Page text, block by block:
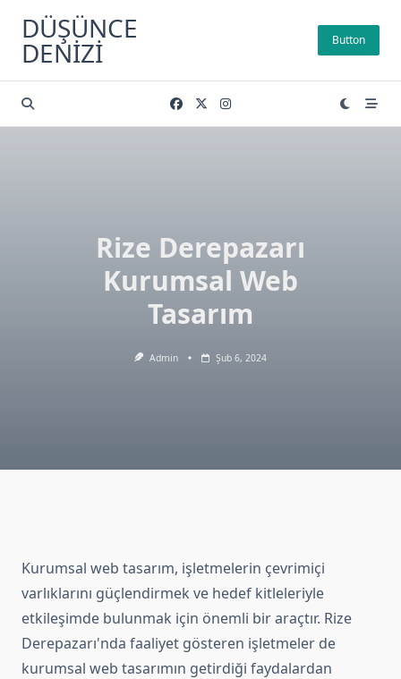
content
DÜŞÜNCE
DENIZI Button
Rize Derepazarı
Kurumsal Web
Tasarım
Admin Şub 6, 2024
Kurumsal web tasarım, işletmelerin çevrimiçi
varlıklarını güçlendirmek ve hedef kitleleriyle
etkileşimde bulunmak için önemli bir araçtır. Rize
Derepazarı'nda faaliyet gösteren işletmeler de
kurumsal web tasarımın getirdiği faydalardan